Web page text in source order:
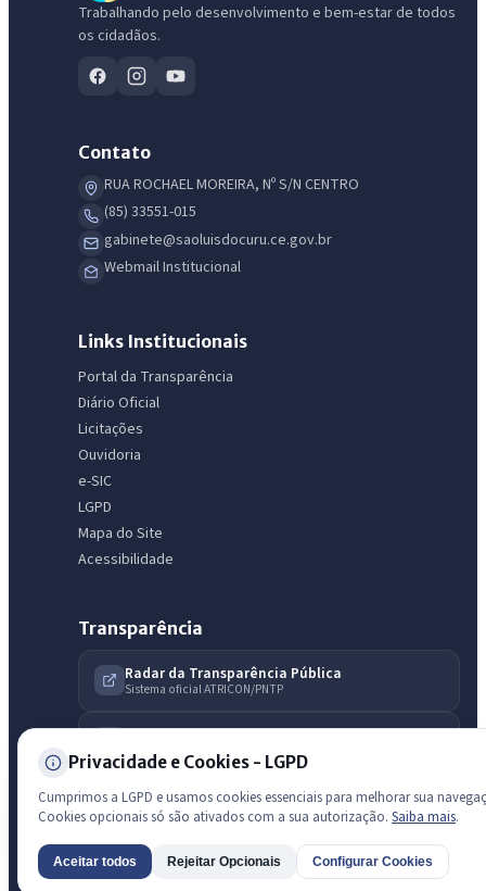
Trabalhando pelo desenvolvimento e bem-estar de todos
os cidadãos.
Contato
RUA ROCHAEL MOREIRA, Nº S/N CENTRO
(85) 33551-015
gabinete@saoluisdocuru.ce.gov.br
Webmail Institucional
Links Institucionais
Portal da Transparência
Diário Oficial
Licitações
Ouvidoria
e-SIC
LGPD
Mapa do Site
Acessibilidade
Transparência
Radar da Transparência Pública
Sistema oficial ATRICON/PNTP
Diagnóstico Atricon
Índice de transparência
Privacidade e Cookies - LGPD
Cumprimos a LGPD e usamos cookies essenciais para melhorar sua
Cookies opcionais só são ativados com a sua autorização. Saiba mais.
Aceitar todos Rejeitar Opcionais Configurar Cookies
Olá. Pergunte sobre serviços, notícias, legislação, Diário Oficial,
licitações, estrutura ou transparência do município.
Licitações abertas